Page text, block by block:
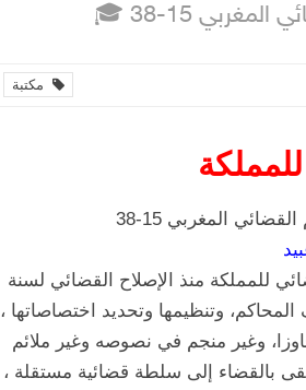
15-38
مكتبة
المغربي 15-38
للمملكة منذ الإصلاح القضائي لسنة
المحاكم، وتنظيمها وتحديد اختصاصاتها ،
وغير منجم في نصوصه وغير ملائم
لسنة 2011 الذي عزز و ارتقى بالقضاء إلى سلطة قضائية مستقلة ،